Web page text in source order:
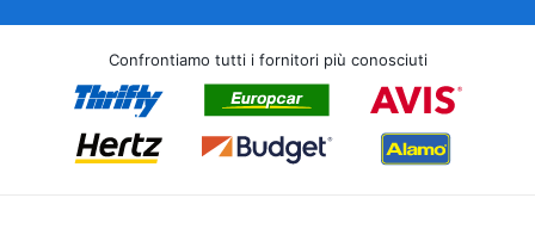
Confrontiamo tutti i fornitori più conosciuti